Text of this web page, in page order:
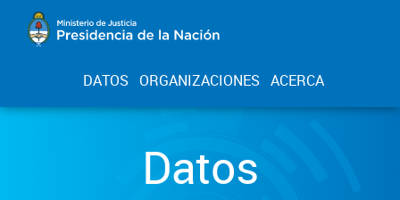
DATOS ORGANIZACIONES ACERCA
Datos